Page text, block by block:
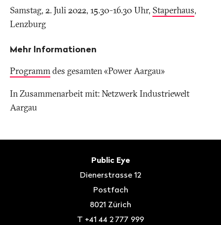
Samstag, 2. Juli 2022, 15.30-16.30 Uhr, Staperhaus,
Lenzburg
Mehr Informationen
Programmdes gesamten «Power Aargau»
In Zusammenarbeit mit: Netzwerk Industriewelt
Aargau
Public Eye
Dienerstrasse 12
Postfach
8021 Zürich
T +41 44 2 777 999